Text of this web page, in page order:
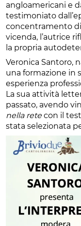
angloamericani e
testimoniato
concentramento
vicenda, l’autrice
la propria
Veronica Santoro,
una formazione in
esperienza
La sua attività
passato, avendo
nella retecon il
stata selezionata